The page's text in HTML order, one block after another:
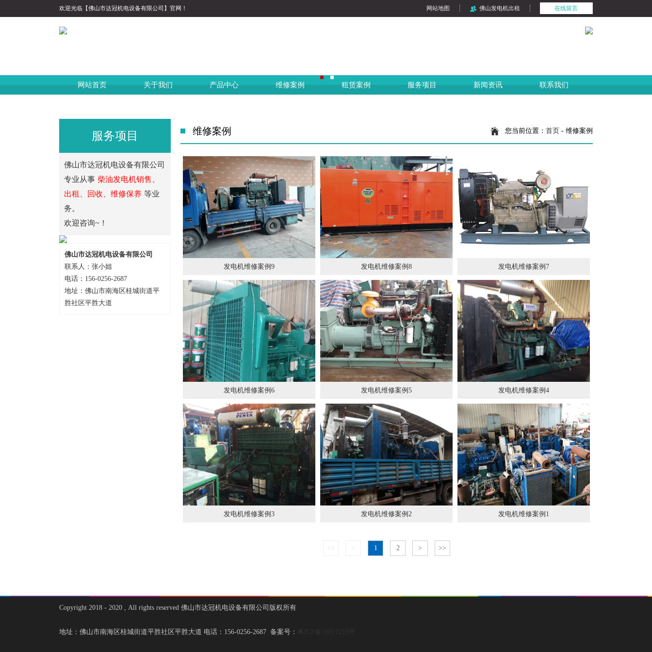
欢迎光临【佛山市达冠机电设备有限公司】官网！ 网站地图 佛山发电机出租 在线留言
网站首页 关于我们 产品中心 维修案例 租赁案例 服务项目 新闻资讯 联系我们
服务项目
佛山市达冠机电设备有限公司
专业从事 柴油发电机销售、
出租、回收、维修保养 等业
务。
欢迎咨询~！
佛山市达冠机电设备有限公司
联系人：张小姐
电话：156-0256-2687
地址：佛山市南海区桂城街道平
胜社区平胜大道
维修案例 您当前位置： 首页 - 维修案例
发电机维修案例9 发电机维修案例8 发电机维修案例7
发电机维修案例6 发电机维修案例5 发电机维修案例4
发电机维修案例3 发电机维修案例2 发电机维修案例1
<< < 1 2 > >>
Copyright 2018 - 2020 , All rights reserved 佛山市达冠机电设备有限公司版权所有
地址：佛山市南海区桂城街道平胜社区平胜大道 电话：156-0256-2687 备案号：